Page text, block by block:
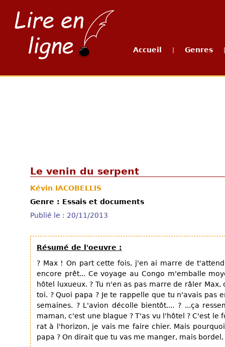
Accueil Genres
Le venin du serpent
Kévin IACOBELLIS
Genre : Essais et documents
Publié le : 20/11/2013
Résumé de l'oeuvre :
? Max ! On part cette fois, j'en ai marre de
encore prêt... Ce voyage au Congo m'emballe
hôtel luxueux. ? Tu n'en as pas marre de râler
toi. ? Quoi papa ? Je te rappelle que tu n'avais pas
semaines. ? L'avion décolle bientôt.... ? ...ça
maman, c'est une blague ? T'as vu l'hôtel ? C'est le
rat à l'horizon, je vais me faire chier. Mais
papa ? On dirait que tu vas me manger, mais